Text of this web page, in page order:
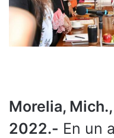
Morelia,
2022.- En un